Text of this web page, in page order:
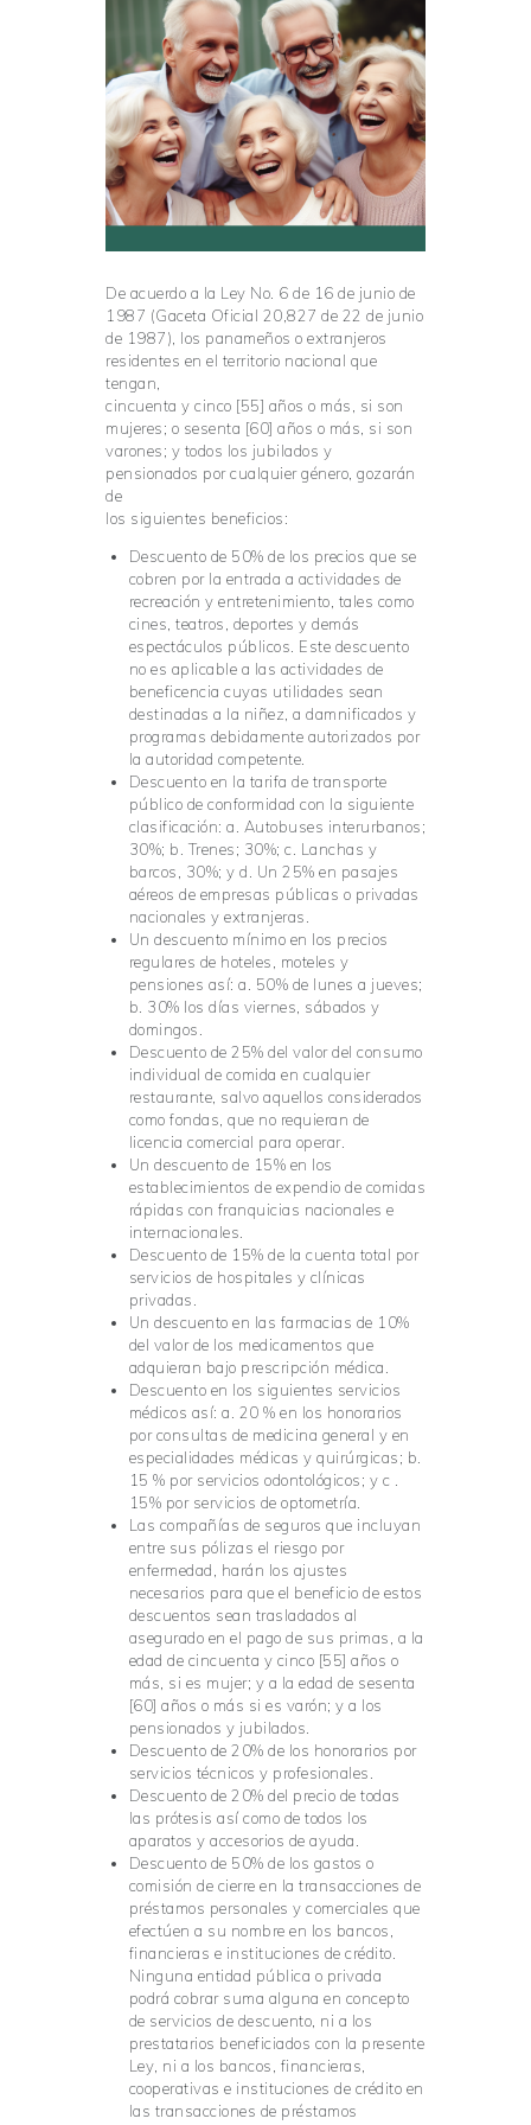
De acuerdo a la Ley No. 6 de 16 de junio de
1987 (Gaceta Oficial 20,827 de 22 de junio
de 1987), los panameños o extranjeros
residentes en el territorio nacional que
tengan,
cincuenta y cinco [55] años o más, si son
mujeres; o sesenta [60] años o más, si son
varones; y todos los jubilados y
pensionados por cualquier género, gozarán
de
los siguientes beneficios:
Descuento de 50% de los precios que se
cobren por la entrada a actividades de
recreación y entretenimiento, tales como
cines, teatros, deportes y demás
espectáculos públicos. Este descuento
no es aplicable a las actividades de
beneficencia cuyas utilidades sean
destinadas a la niñez, a damnificados y
programas debidamente autorizados por
la autoridad competente.
Descuento en la tarifa de transporte
público de conformidad con la siguiente
clasificación: a. Autobuses interurbanos;
30%; b. Trenes; 30%; c. Lanchas y
barcos, 30%; y d. Un 25% en pasajes
aéreos de empresas públicas o privadas
nacionales y extranjeras.
Un descuento mínimo en los precios
regulares de hoteles, moteles y
pensiones así: a. 50% de lunes a jueves;
b. 30% los días viernes, sábados y
domingos.
Descuento de 25% del valor del consumo
individual de comida en cualquier
restaurante, salvo aquellos considerados
como fondas, que no requieran de
licencia comercial para operar.
Un descuento de 15% en los
establecimientos de expendio de comidas
rápidas con franquicias nacionales e
internacionales.
Descuento de 15% de la cuenta total por
servicios de hospitales y clínicas
privadas.
Un descuento en las farmacias de 10%
del valor de los medicamentos que
adquieran bajo prescripción médica.
Descuento en los siguientes servicios
médicos así: a. 20 % en los honorarios
por consultas de medicina general y en
especialidades médicas y quirúrgicas; b.
15 % por servicios odontológicos; y c .
15% por servicios de optometría.
Las compañías de seguros que incluyan
entre sus pólizas el riesgo por
enfermedad, harán los ajustes
necesarios para que el beneficio de estos
descuentos sean trasladados al
asegurado en el pago de sus primas, a la
edad de cincuenta y cinco [55] años o
más, si es mujer; y a la edad de sesenta
[60] años o más si es varón; y a los
pensionados y jubilados.
Descuento de 20% de los honorarios por
servicios técnicos y profesionales.
Descuento de 20% del precio de todas
las prótesis así como de todos los
aparatos y accesorios de ayuda.
Descuento de 50% de los gastos o
comisión de cierre en la transacciones de
préstamos personales y comerciales que
efectúen a su nombre en los bancos,
financieras e instituciones de crédito.
Ninguna entidad pública o privada
podrá cobrar suma alguna en concepto
de servicios de descuento, ni a los
prestatarios beneficiados con la presente
Ley, ni a los bancos, financieras,
cooperativas e instituciones de crédito en
las transacciones de préstamos